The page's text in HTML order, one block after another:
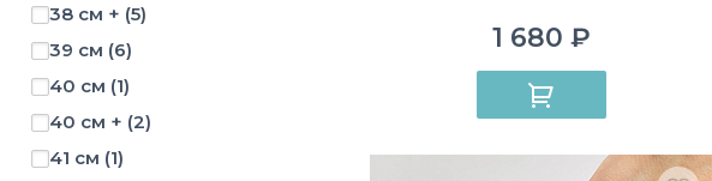
19 см + (1)
от 16 см
38 см + (5)
39 см (6)
40 см (1)
40 см + (2)
41 см (1)
1 680 ₽